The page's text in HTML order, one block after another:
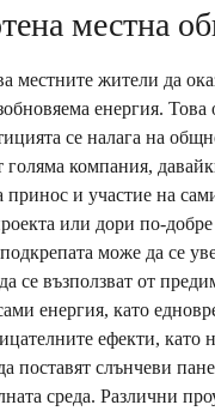
местна
местните жители да
енергия. Това
се налага на
голяма компания,
принос и участие на
или дори по-
може да се
се възползват от
енергия, като
ефекти, като
поставят слънчеви
среда. Различни